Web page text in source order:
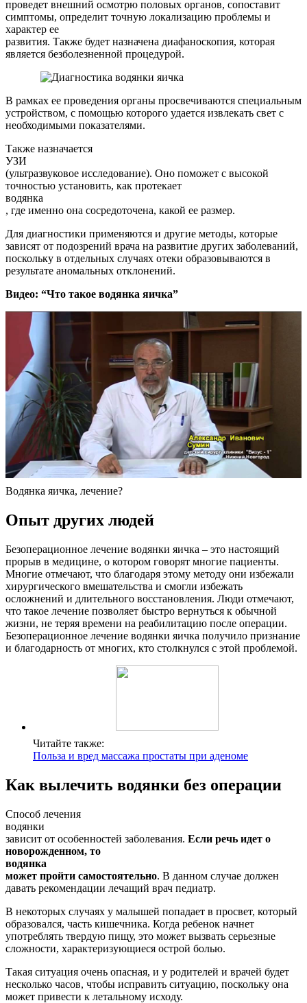
проведет внешний осмотрю половых органов, сопоставит
симптомы, определит точную локализацию проблемы и
характер ее
развития. Также будет назначена диафаноскопия, которая
является безболезненной процедурой.
В рамках ее проведения органы просвечиваются специальным
устройством, с помощью которого удается извлекать свет с
необходимыми показателями.
Также назначается
УЗИ
(ультразвуковое исследование). Оно поможет с высокой
точностью установить, как протекает
водянка
, где именно она сосредоточена, какой ее размер.
Для диагностики применяются и другие методы, которые
зависят от подозрений врача на развитие других заболеваний,
поскольку в отдельных случаях отеки образовываются в
результате аномальных отклонений.
Видео: “Что такое водянка яичка”
Водянка яичка, лечение?
Опыт других людей
Безоперационное лечение водянки яичка – это настоящий
прорыв в медицине, о котором говорят многие пациенты.
Многие отмечают, что благодаря этому методу они избежали
хирургического вмешательства и смогли избежать
осложнений и длительного восстановления. Люди отмечают,
что такое лечение позволяет быстро вернуться к обычной
жизни, не теряя времени на реабилитацию после операции.
Безоперационное лечение водянки яичка получило признание
и благодарность от многих, кто столкнулся с этой проблемой.
Читайте также:
Польза и вред массажа простаты при аденоме
Как вылечить водянки без операции
Способ лечения
водянки
зависит от особенностей заболевания. Если речь идет о
новорожденном, то
водянка
может пройти самостоятельно. В данном случае должен
давать рекомендации лечащий врач педиатр.
В некоторых случаях у малышей попадает в просвет, который
образовался, часть кишечника. Когда ребенок начнет
употреблять твердую пищу, это может вызвать серьезные
сложности, характеризующиеся острой болью.
Такая ситуация очень опасная, и у родителей и врачей будет
несколько часов, чтобы исправить ситуацию, поскольку она
может привести к летальному исходу.